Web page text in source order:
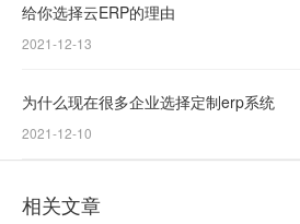
给你选择云ERP的理由
2021-12-13
为什么现在很多企业选择定制erp系统
2021-12-10
相关文章